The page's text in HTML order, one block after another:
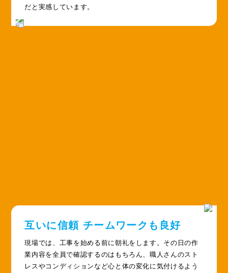
だと実感しています。
互いに信頼 チームワークも良好
現場では、工事を始める前に朝礼をします。その日の作
業内容を全員で確認するのはもちろん、職人さんのスト
レスやコンディションなど心と体の変化に気付けるよう